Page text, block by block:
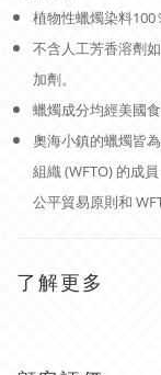
植物性蠟燭染料100
不含人工芳香溶劑
加劑。
蠟燭成分均經美國
奧海小鎮的蠟燭皆
組織 (WFTO) 的成
公平貿易原則和
了解更多